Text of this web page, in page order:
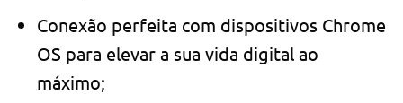
Conexão perfeita com dispositivos Chrome
OS para elevar a sua vida digital ao
máximo;